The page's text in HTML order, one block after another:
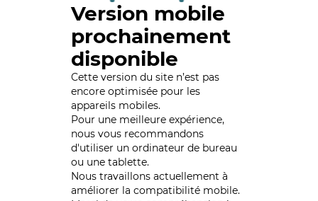
Version mobile
prochainement
disponible
Cette version du site n’est pas
encore optimisée pour les
appareils mobiles.
Pour une meilleure expérience,
nous vous recommandons
d'utiliser un ordinateur de bureau
ou une tablette.
Nous travaillons actuellement à
améliorer la compatibilité mobile.